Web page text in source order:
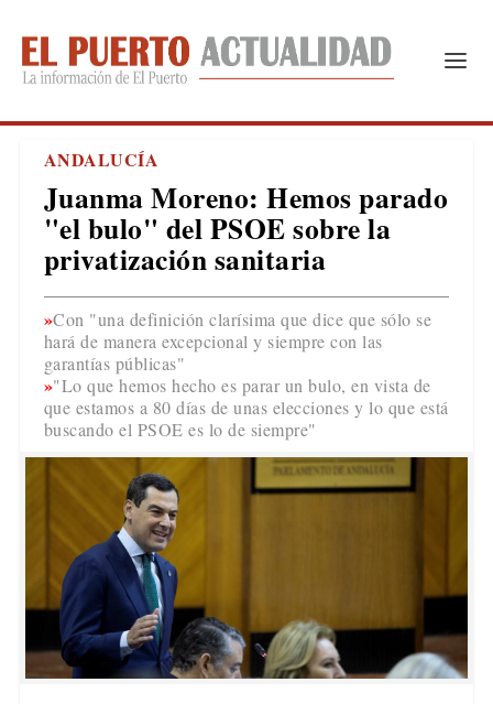
ANDALUCÍA
Juanma Moreno: Hemos parado
"el bulo" del PSOE sobre la
privatización sanitaria
Con "una definición clarísima que dice que sólo se
hará de manera excepcional y siempre con las
garantías públicas"
"Lo que hemos hecho es parar un bulo, en vista de
que estamos a 80 días de unas elecciones y lo que está
buscando el PSOE es lo de siempre"